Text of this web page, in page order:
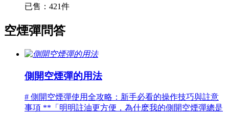
已售：421件
空煙彈問答
側開空煙彈的用法
# 側開空煙彈使用全攻略：新手必看的操作技巧與註意
事項 **「明明註油更方便，為什麽我的側開空煙彈總是